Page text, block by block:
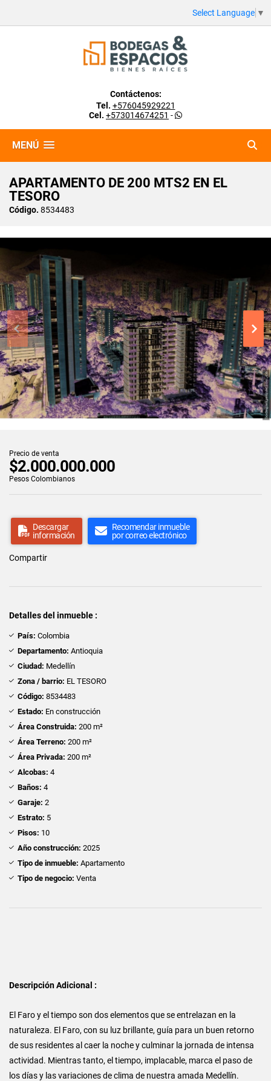
Select Language ▼
Contáctenos:
Tel. +576045929221
Cel. +573014674251 -
MENÚ
APARTAMENTO DE 200 MTS2 EN EL
TESORO
Código. 8534483
Precio de venta
$2.000.000.000
Pesos Colombianos
Descargar
información
Recomendar inmueble
por correo electrónico
Compartir
Detalles del inmueble :
País: Colombia
Departamento: Antioquia
Ciudad: Medellín
Zona / barrio: EL TESORO
Código: 8534483
Estado: En construcción
Área Construida: 200 m²
Área Terreno: 200 m²
Área Privada: 200 m²
Alcobas: 4
Baños: 4
Garaje: 2
Estrato: 5
Pisos: 10
Año construcción: 2025
Tipo de inmueble: Apartamento
Tipo de negocio: Venta
Descripción Adicional :
El Faro y el tiempo son dos elementos que se entrelazan en la
naturaleza. El Faro, con su luz brillante, guía para un buen retorno
de sus residentes al caer la noche y culminar la jornada de intensa
actividad. Mientras tanto, el tiempo, implacable, marca el paso de
los días y las variaciones de clima de nuestra amada Medellín.